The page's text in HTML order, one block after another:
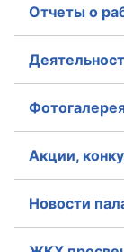
О Палате
Структура
Комиссии
Отчеты о
Акции,
Новости